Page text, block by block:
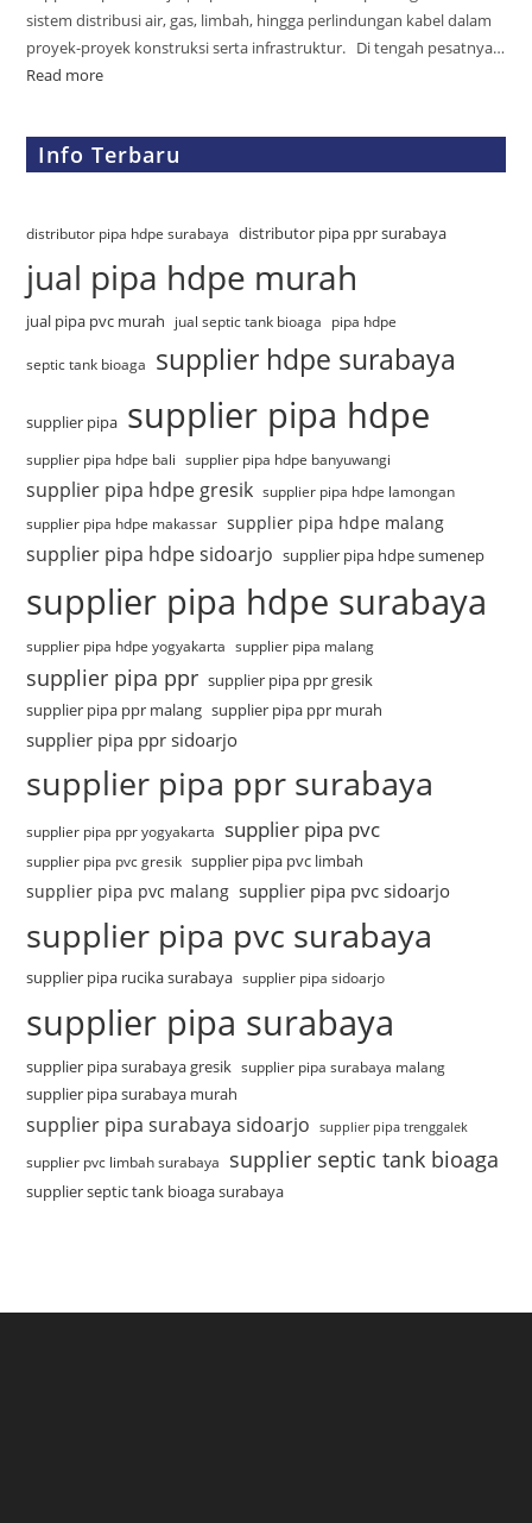
sistem distribusi air, gas, limbah, hingga perlindungan kabel dalam
proyek-proyek konstruksi serta infrastruktur. Di tengah pesatnya…
Read more
Info Terbaru
distributor pipa hdpe surabaya distributor pipa ppr surabaya
jual pipa hdpe murah
jual pipa pvc murah jual septic tank bioaga pipa hdpe
septic tank bioaga supplier hdpe surabaya
supplier pipa supplier pipa hdpe
supplier pipa hdpe bali supplier pipa hdpe banyuwangi
supplier pipa hdpe gresik supplier pipa hdpe lamongan
supplier pipa hdpe makassar supplier pipa hdpe malang
supplier pipa hdpe sidoarjo supplier pipa hdpe sumenep
supplier pipa hdpe surabaya
supplier pipa hdpe yogyakarta supplier pipa malang
supplier pipa ppr supplier pipa ppr gresik
supplier pipa ppr malang supplier pipa ppr murah
supplier pipa ppr sidoarjo
supplier pipa ppr surabaya
supplier pipa ppr yogyakarta supplier pipa pvc
supplier pipa pvc gresik supplier pipa pvc limbah
supplier pipa pvc malang supplier pipa pvc sidoarjo
supplier pipa pvc surabaya
supplier pipa rucika surabaya supplier pipa sidoarjo
supplier pipa surabaya
supplier pipa surabaya gresik supplier pipa surabaya malang
supplier pipa surabaya murah
supplier pipa surabaya sidoarjo supplier pipa trenggalek
supplier pvc limbah surabaya supplier septic tank bioaga
supplier septic tank bioaga surabaya